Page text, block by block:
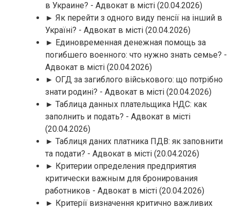
в Украине? - Адвокат в місті (20.04.2026)
► Як перейти з одного виду пенсії на інший в
Україні? - Адвокат в місті (20.04.2026)
► Единовременная денежная помощь за
погибшего военного: что нужно знать семье? -
Адвокат в місті (20.04.2026)
► ОГД за загиблого військового: що потрібно
знати родині? - Адвокат в місті (20.04.2026)
► Таблица данных плательщика НДС: как
заполнить и подать? - Адвокат в місті
(20.04.2026)
► Таблиця даних платника ПДВ: як заповнити
та подати? - Адвокат в місті (20.04.2026)
► Критерии определения предприятия
критически важным для бронирования
работников - Адвокат в місті (20.04.2026)
► Критерії визначення критично важливих